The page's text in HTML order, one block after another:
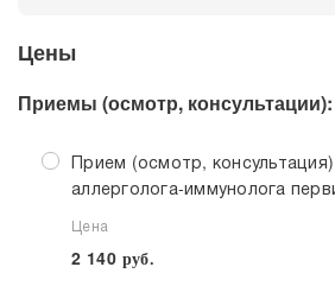
Цены
Приемы (осмотр, консультации):
Прием (осмотр,
аллерголога-иммунолога
Цена
2 140 руб.